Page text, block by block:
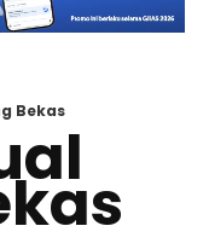
Bekas